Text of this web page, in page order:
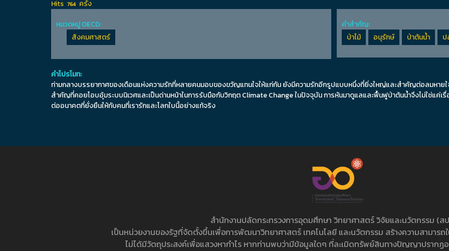
Hits 764 ครั้ง
หมวดหมู่ OECD:
สังคมศาสตร์
คำสำคัญ:
ป่าไม้
อนุรักษ์ ป่าต้นน้ำ ป
คำโปรโมท:
ท่ามกลางบรรยากาศของเดือนแห่งความรักที่หลายคนมอบของขวัญแทนใจให้แก่กัน ยังมีความรักอีกรูปแบบหนึ่งที่ยิ่งใหญ่และสำคัญต่อลมหายใ
สำคัญที่คอยโอบอุ้มระบบนิเวศและเป็นด่านหน้าในการรับมือกับวิกฤต Climate Change ในปัจจุบัน การหันมาดูแลและฟื้นฟูป่าต้นน้ำจึงไม่ใช่แ
ต่ออนาคตที่ยั่งยืนให้กับคนที่เรารักและโลกใบนี้อย่างแท้จริง
สำนักงานปลัดกระทรวงการอุดมศึกษา วิทยาศาสตร์ วิจัยและนวัตกรรม (ส
เป็นหน่วยงานของรัฐที่จัดตั้งขึ้นเพื่อการพัฒนาวิทยาศาสตร์ เทคโนโลยี และนวัตกรรม สร้างความสามารถ
ไม่ได้มีวัตถุประสงค์เพื่อแสวงหากำไร หากท่านพบว่ามีข้อมูลใดๆ ที่ละเมิดทรัพย์สินทางปัญญาปรากฏอ